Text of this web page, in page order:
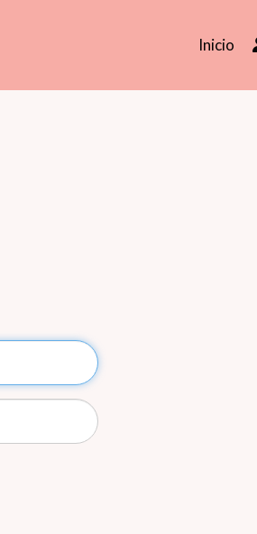
Inicio